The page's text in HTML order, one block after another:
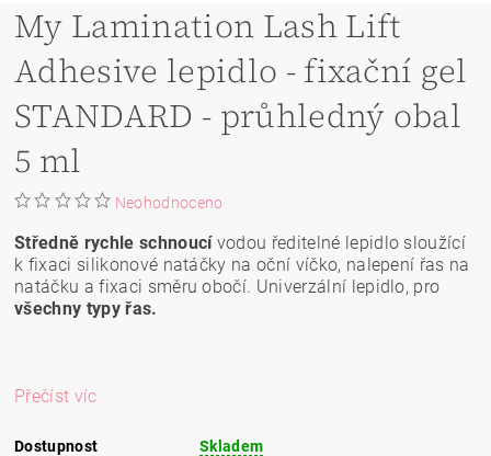
My Lamination Lash Lift
Adhesive lepidlo - fixační gel
STANDARD - průhledný obal
5 ml
Neohodnoceno
Středně rychle schnoucívodou ředitelné lepidlo sloužící
k fixaci silikonové natáčky na oční víčko, nalepení řas na
natáčku a fixaci směru obočí. Univerzální lepidlo, pro
všechny typy řas.
Přečíst víc
Dostupnost Skladem